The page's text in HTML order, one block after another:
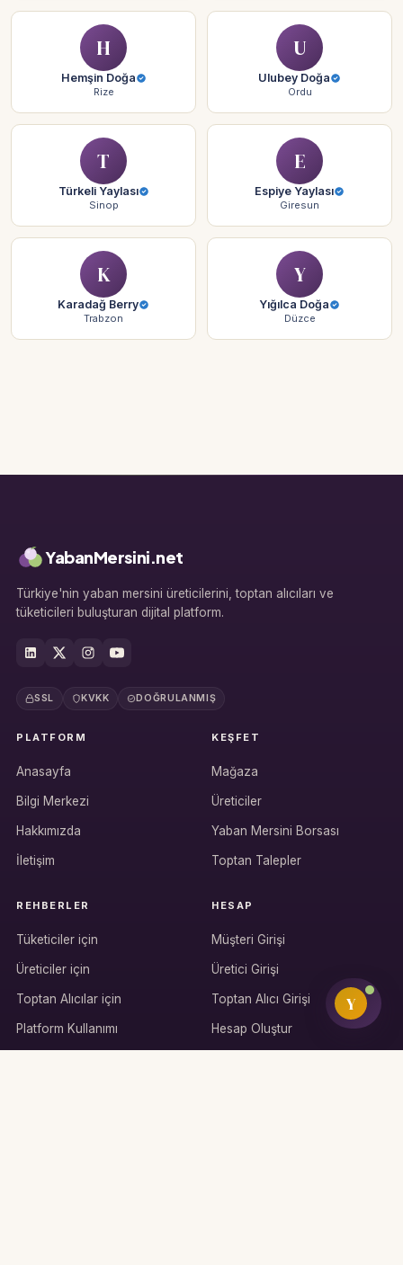
Rolüne uygun panelden devam et.
B2B alıcı paneli
H
Hemşin Doğa
Rize
U
Ulubey Doğa
Ordu
T
Türkeli Yaylası
Sinop
E
Espiye Yaylası
Giresun
K
Karadağ Berry
Trabzon
Y
Yığılca Doğa
Düzce
YabanMersini.net
Türkiye'nin yaban mersini üreticilerini, toptan alıcıları ve
tüketicileri buluşturan dijital platform.
SSL KVKK DOĞRULANMIŞ
PLATFORM
Anasayfa
Bilgi Merkezi
Hakkımızda
İletişim
KEŞFET
Mağaza
Üreticiler
Yaban Mersini Borsası
Toptan Talepler
REHBERLER
Tüketiciler için
Üreticiler için
Toptan Alıcılar için
Platform Kullanımı
HESAP
Müşteri Girişi
Üretici Girişi
Toptan Alıcı Girişi
Hesap Oluştur
Y